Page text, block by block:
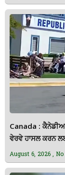
Canada :
ਵੇਰਵੇ ਹਾਸਲ ਕਰਨ
August 6, 2026